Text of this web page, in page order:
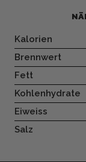
Kalorien
Brennwert
Fett
Kohlenhydrate
Eiweiss
Salz